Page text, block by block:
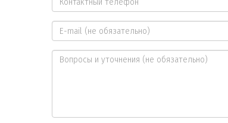
имя
*
Контактный
телефон
*
E-
mail